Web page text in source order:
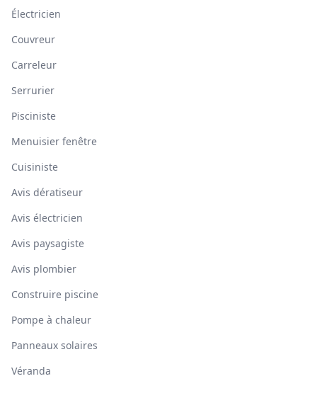
Électricien
Couvreur
Carreleur
Serrurier
Pisciniste
Menuisier fenêtre
Cuisiniste
Avis dératiseur
Avis électricien
Avis paysagiste
Avis plombier
Construire piscine
Pompe à chaleur
Panneaux solaires
Véranda